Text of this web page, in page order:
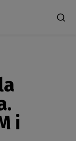
i